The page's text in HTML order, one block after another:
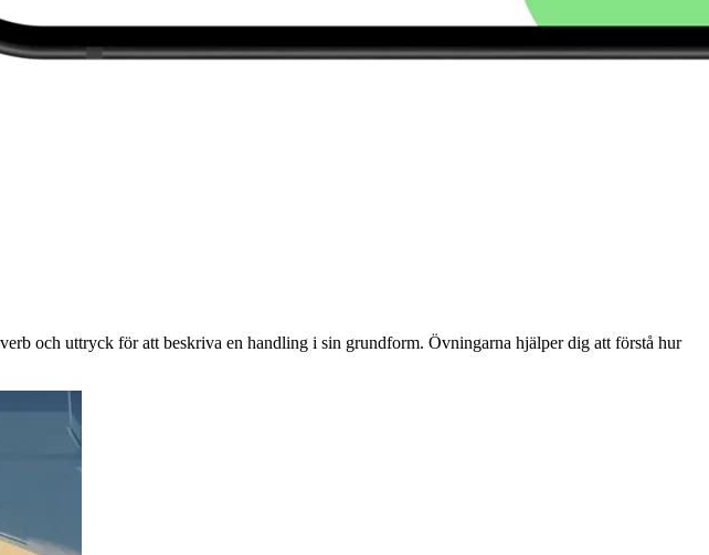
och uttryck för att beskriva en handling i sin grundform. Övningarna hjälper dig att förstå hur